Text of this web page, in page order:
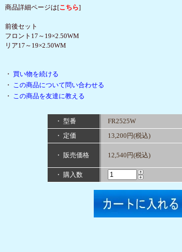
商品詳細ページは[こちら]
前後セット
フロント17～19×2.50WM
リア17～19×2.50WM
・ 買い物を続ける
・ この商品について問い合わせる
・ この商品を友達に教える
・ 型番
FR2525W
・ 定価
13,200円(税込)
・ 販売価格 12,540円(税込)
・ 購入数